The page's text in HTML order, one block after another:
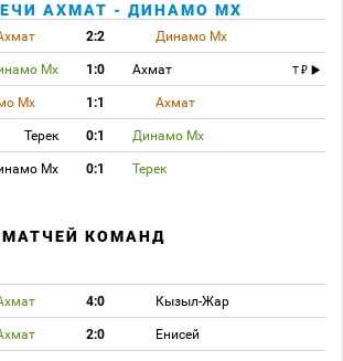
АХМАТ - ДИНАМО МХ
2:2 Динамо Мх
Мх 1:0 Ахмат
T
Мх 1:1 Ахмат
Терек 0:1 Динамо Мх
Мх 0:1 Терек
МАТЧЕЙ КОМАНД
4:0 Кызыл-Жар
2:0 Енисей